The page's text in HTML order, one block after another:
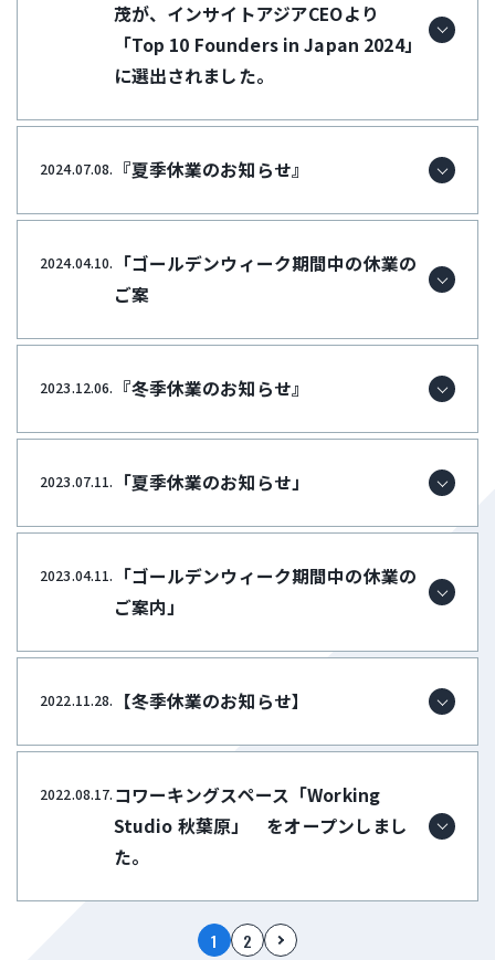
茂が、インサイトアジアCEOより
「Top 10 Founders in Japan 2024」
に選出されました。
2024.07.08. 『夏季休業のお知らせ』
2024.04.10.
「ゴールデンウィーク期間中の休業の
ご案
2023.12.06. 『冬季休業のお知らせ』
2023.07.11. 「夏季休業のお知らせ」
2023.04.11.
「ゴールデンウィーク期間中の休業の
ご案内」
2022.11.28. 【冬季休業のお知らせ】
2022.08.17. コワーキングスペース「Working
Studio 秋葉原」 をオープンしまし
た。
1 2